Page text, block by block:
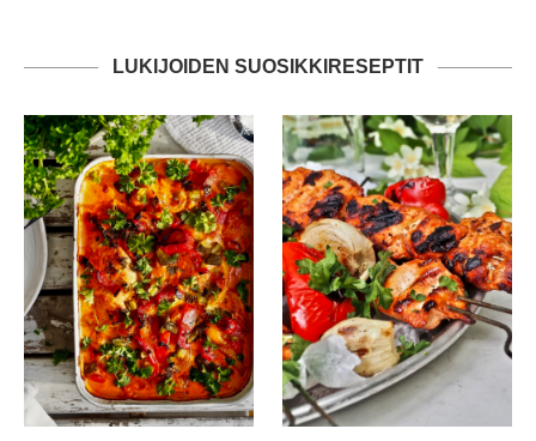
LUKIJOIDEN SUOSIKKIRESEPTIT